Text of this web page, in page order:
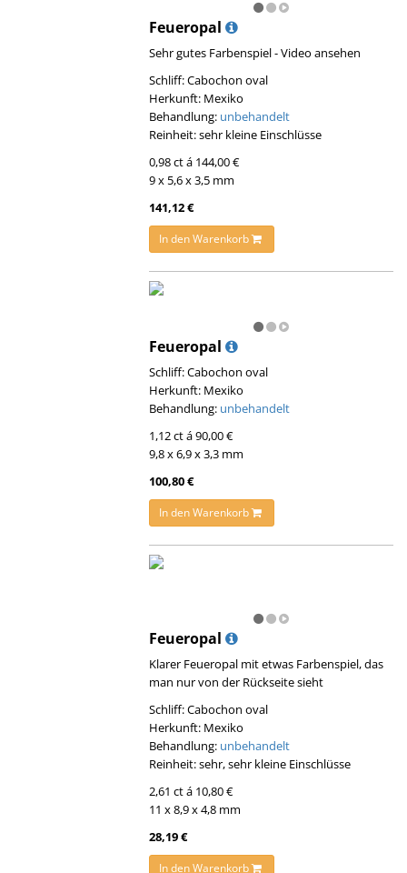
Feueropal
Sehr gutes Farbenspiel - Video ansehen
Schliff: Cabochon oval
Herkunft: Mexiko
Behandlung: unbehandelt
Reinheit: sehr kleine Einschlüsse
0,98 ct á 144,00 €
9 x 5,6 x 3,5 mm
141,12 €
In den Warenkorb
Feueropal
Schliff: Cabochon oval
Herkunft: Mexiko
Behandlung: unbehandelt
1,12 ct á 90,00 €
9,8 x 6,9 x 3,3 mm
100,80 €
In den Warenkorb
Feueropal
Klarer Feueropal mit etwas Farbenspiel, das
man nur von der Rückseite sieht
Schliff: Cabochon oval
Herkunft: Mexiko
Behandlung: unbehandelt
Reinheit: sehr, sehr kleine Einschlüsse
2,61 ct á 10,80 €
11 x 8,9 x 4,8 mm
28,19 €
In den Warenkorb